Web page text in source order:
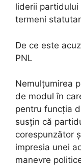
liderii
termeni
De ce este
PNL
Nemulțumirea
de modul în
pentru funcția
susțin că
corespunzător
impresia unei
manevre